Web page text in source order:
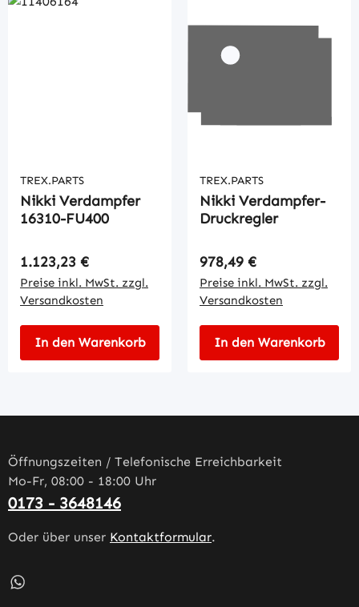
TREX.PARTS
Nikki Verdampfer
16310-FU400
Regulärer Preis:
1.123,23 €
Preise inkl. MwSt. zzgl.
Versandkosten
In den Warenkorb
TREX.PARTS
Nikki Verdampfer-
Druckregler
Regulärer Preis:
978,49 €
Preise inkl. MwSt. zzgl.
Versandkosten
In den Warenkorb
Öffnungszeiten / Telefonische Erreichbarkeit
Mo-Fr, 08:00 - 18:00 Uhr
0173 - 3648146
Oder über unser Kontaktformular.
Schreib uns auf WhatsApp – öffnet in neuem Tab